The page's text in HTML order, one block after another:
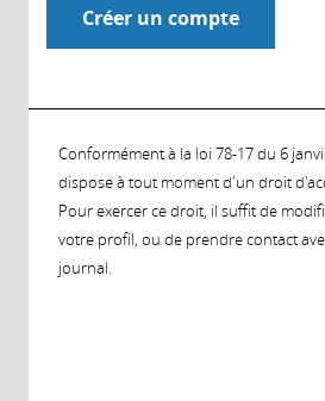
Conformément à la loi 78-17 du 6
dispose à tout moment d'un droit
Pour exercer ce droit, il suffit de
votre profil, ou de prendre contact
journal.